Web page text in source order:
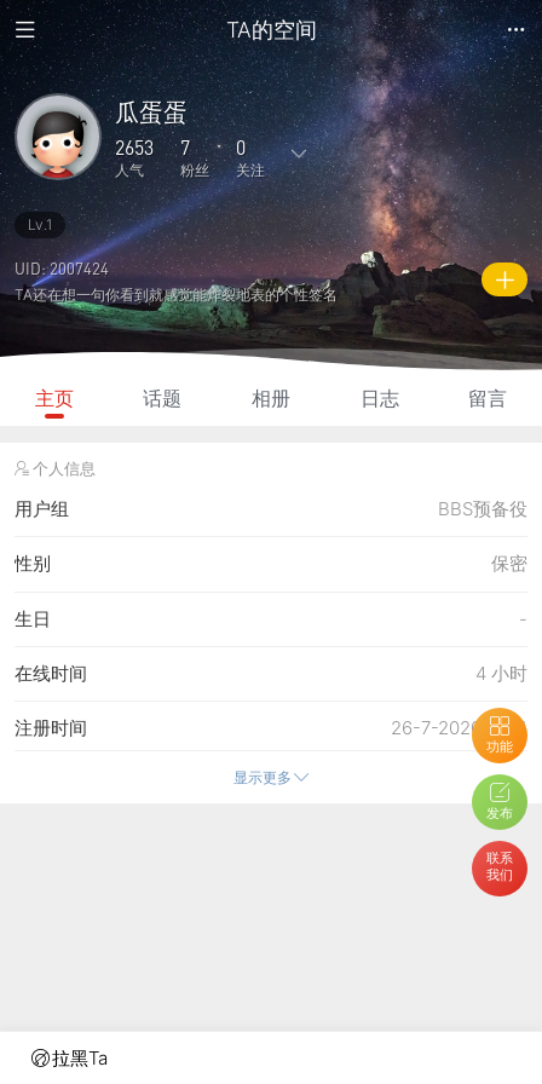
拉黑Ta
TA的空间
功能
发布
联系
我们
瓜蛋蛋
2653
人气
7
粉丝
0
关注
2
主题
7
回复
0
日志
0
相册
0
好友
7 0
关注
0
说说
2653
人气 积分
Lv.1
UID: 2007424
TA还在想一句你看到就感觉能炸裂地表的个性签名
主页 话题 相册 日志 留言
个人信息
用户组 BBS预备役
保密
性别
-
生日
4 小时
在线时间
26-7-2020 11:21
注册时间
10-8-2023 13:35
10-8-2023 12:07
10-8-2023 13:36
显示更多